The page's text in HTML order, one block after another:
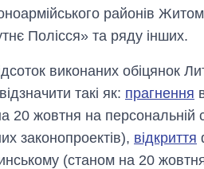
районів
Полісся» та ряду інших.
виконаних обіцянок
такі як: прагнення
20 жовтня на персональній
законопроектів), відкриття
(станом на 20